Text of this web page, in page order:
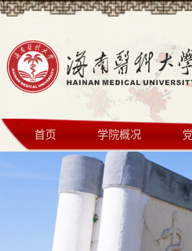
首页 学院概况